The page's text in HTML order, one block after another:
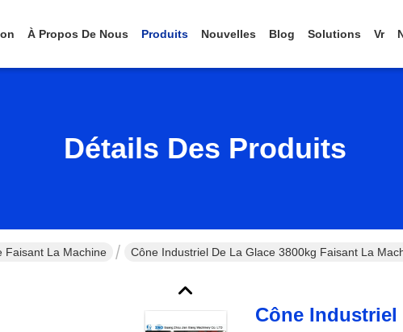
À Propos De Nous Produits Nouvelles Blog Solutions Vr
Détails Des Produits
Faisant La Machine Cône Industriel De La Glace 3800kg Faisant La
Cône Industriel